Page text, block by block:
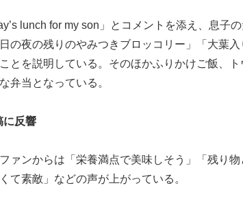
lunch for my son」とコメントを添え、息子
の夜の残りのやみつきブロッコリー」「大葉
とを説明している。そのほかふりかけご飯、
弁当となっている。
反響
ァンからは「栄養満点で美味しそう」「残り
て素敵」などの声が上がっている。